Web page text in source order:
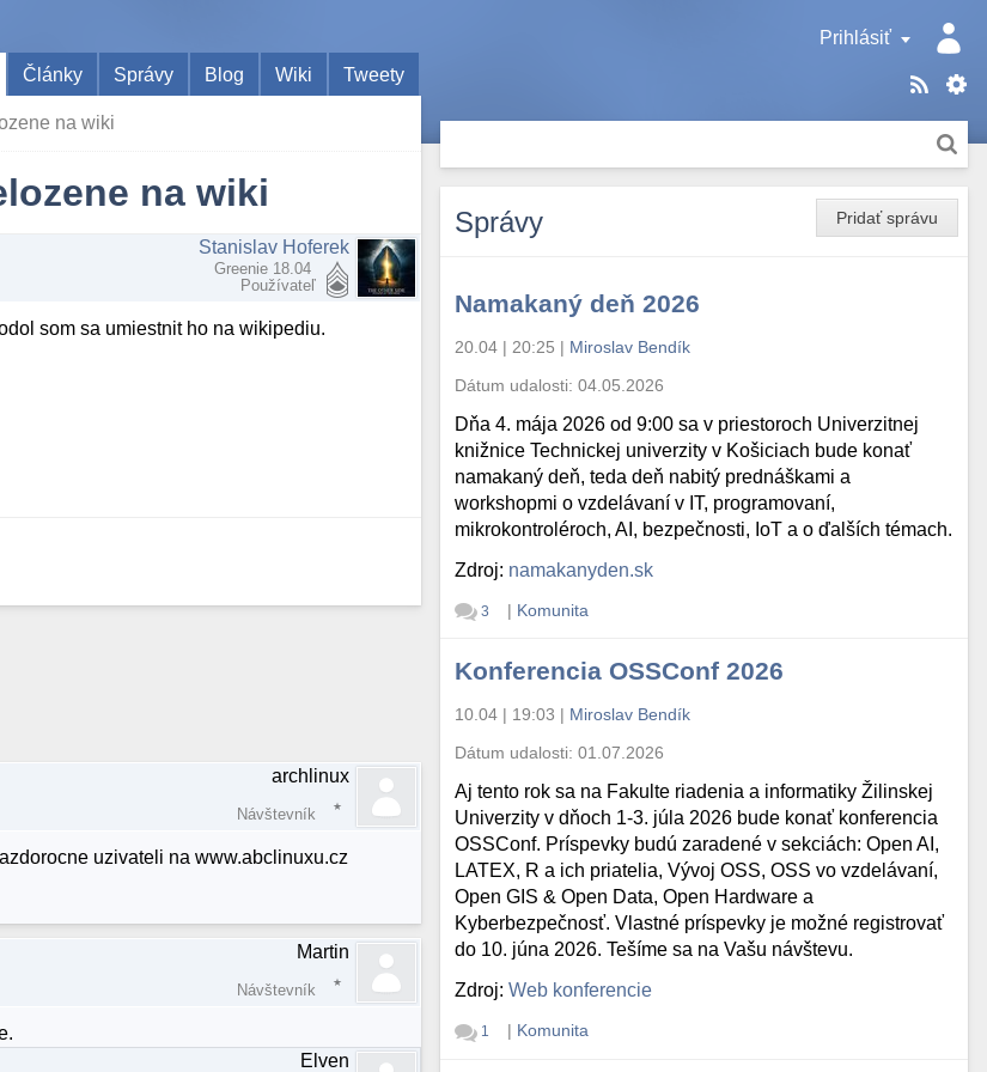
Prihlásiť
Články Správy Blog Wiki Tweety
na wiki
na wiki
Stanislav Hoferek
Greenie 18.04
Používateľ
som sa umiestnit ho na wikipediu.
archlinux
Návštevník
uzivateli na www.abclinuxu.cz
Martin
Návštevník
Elven
Pridať správu
Správy
Namakaný deň 2026
20.04 | 20:25 | Miroslav Bendík
Dátum udalosti:04.05.2026
Dňa 4. mája 2026 od 9:00 sa v priestoroch Univerzitnej
knižnice Technickej univerzity v Košiciach bude konať
namakaný deň, teda deň nabitý prednáškami a
workshopmi o vzdelávaní v IT, programovaní,
mikrokontroléroch, AI, bezpečnosti, IoT a o ďalších témach.
Zdroj: namakanyden.sk
3 | Komunita
Konferencia OSSConf 2026
10.04 | 19:03 | Miroslav Bendík
Dátum udalosti:01.07.2026
Aj tento rok sa na Fakulte riadenia a informatiky Žilinskej
Univerzity v dňoch 1-3. júla 2026 bude konať konferencia
OSSConf. Príspevky budú zaradené v sekciách: Open AI,
LATEX, R a ich priatelia, Vývoj OSS, OSS vo vzdelávaní,
Open GIS & Open Data, Open Hardware a
Kyberbezpečnosť. Vlastné príspevky je možné registrovať
do 10. júna 2026. Tešíme sa na Vašu návštevu.
Zdroj:Web konferencie
1 | Komunita